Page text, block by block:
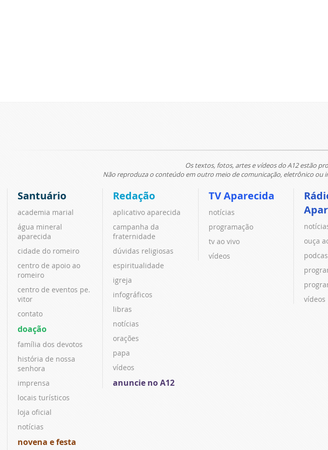
Os textos, fotos, artes e vídeos do A12 estão
Não reproduza o conteúdo em outro meio de comunicação, eletrônico ou
Santuário
academia marial
água mineral
aparecida
cidade do romeiro
centro de apoio ao
romeiro
centro de eventos pe.
vitor
contato
doação
família dos devotos
história de nossa
senhora
imprensa
locais turísticos
loja oficial
notícias
novena e festa
Redação
aplicativo aparecida
campanha da
fraternidade
dúvidas religiosas
espiritualidade
igreja
infográficos
libras
notícias
orações
papa
vídeos
anuncie no A12
TV Aparecida
notícias
programação
tv ao vivo
vídeos
ouça
vídeos